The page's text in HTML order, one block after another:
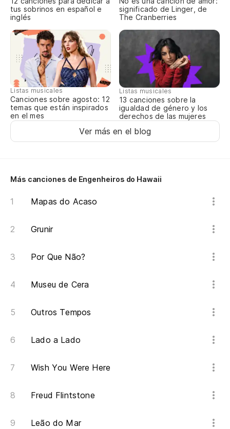
tus sobrinos en español e
inglés
significado de Linger, de
The Cranberries
Listas musicales
Canciones sobre agosto: 12
temas que están inspirados
en el mes
Listas musicales
13 canciones sobre la
igualdad de género y los
derechos de las mujeres
Ver más en el blog
Más canciones de Engenheiros do Hawaii
Mapas do Acaso
Grunir
Por Que Não?
Museu de Cera
Outros Tempos
Lado a Lado
Wish You Were Here
Freud Flintstone
Leão do Mar